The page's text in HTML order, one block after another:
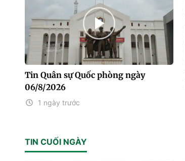
Tin Quân sự Quốc phòng ngày
06/8/2026
1 ngày trước
TIN CUỐI NGÀY